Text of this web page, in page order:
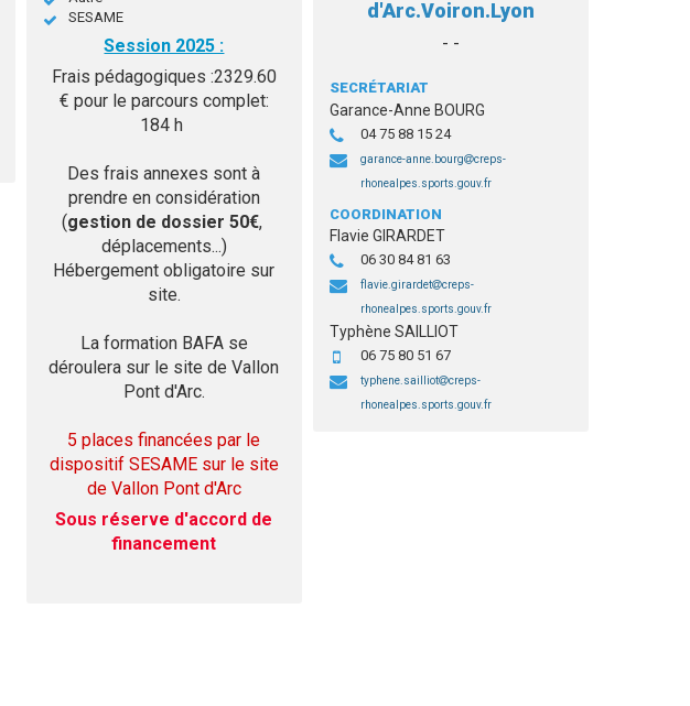
SESAME
Session 2025 :
Frais pédagogiques :2329.60
€ pour le parcours complet:
184 h
Des frais annexes sont à
prendre en considération
(gestion de dossier 50€,
déplacements...)
Hébergement obligatoire sur
site.
La formation BAFA se
déroulera sur le site de Vallon
Pont d'Arc.
5 places financées par le
dispositif SESAME sur le site
de Vallon Pont d'Arc
Sous réserve d'accord de
financement
d'Arc.Voiron.Lyon
- -
SECRÉTARIAT
Garance-Anne BOURG
04 75 88 15 24
garance-anne.bourg
creps-
rhonealpes.sports.gouv.fr
COORDINATION
Flavie GIRARDET
06 30 84 81 63
flavie.girardet
creps-
rhonealpes.sports.gouv.fr
Typhène SAILLIOT
06 75 80 51 67
typhene.sailliot
creps-
rhonealpes.sports.gouv.fr